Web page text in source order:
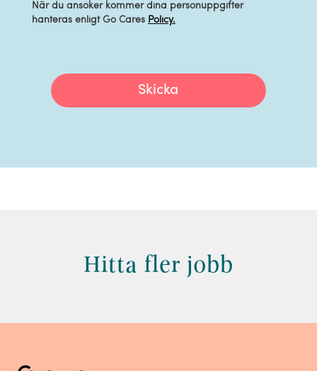
När du ansöker kommer dina personuppgifter
hanteras enligt Go Cares Policy.
Hitta fler jobb